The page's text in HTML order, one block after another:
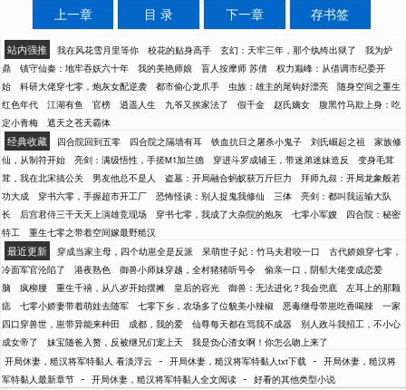
上一章 目 录 下一章 存书签
站内强推 我在风花雪月里等你 校花的贴身高手 玄幻：天牢三年，那个纨绔出狱了
我为炉
鼎
镇守仙秦：地牢吞妖六十年 我的美艳师娘 盲人按摩师 苏倩
权力巅峰：从借调市纪委开
始
科研大佬穿七零，炮灰女配逆袭 都市偷心龙爪手 虫族：雄主的尾钩好漂亮
随身空间之重生
红色年代
江湖有鱼 官榜 逍遥人生 九爷又挨家法了 假千金 赵氏嫡女
腹黑竹马欺上身：吃
定小青梅
遮天之苍天霸体
经典收藏 四合院回到五零 四合院之隔墙有耳 铁血抗日之屠杀小鬼子 刘氏崛起之祖
家族修
仙，从制符开始
亮剑：满级悟性，手搓M1加兰德 穿进斗罗成辅王，带迷弟迷妹造反
变身毛茸
茸，我在北宋搞公关
男友他总不是人 盗墓：开局融合蚂蚁获万斤巨力
拜师九叔：开局龙象般若
功大成
穿书六零，手握超市开工厂 恐怖怪谈：别人捉鬼我修仙 三体
亮剑：都叫我运输大队
长
后宫君侍三千天天上演雄竞现场 穿书七零，我成了大杂院的炮灰 七零小军嫂
四合院：秘密
特工
重生七零之带着空间嫁最野糙汉
最近更新 穿成当家主母，四个幼崽全是反派 呆萌世子妃：竹马夫君咬一口
古代娇娘穿七零，
冷面军官沦陷了
港夜熟色 御兽小师妹穿越，全村猪猪听号令
偷亲一口，阴郁大佬变成恋爱
脑
疯柳腰 重生千禧，从八岁开始摆摊 皇后的容光 御兽：无法进化？我会兜底
左耳上的那颗
痣
七零小娇妻带着萌娃去随军 七零下乡，农场多了位貌美小辣椒 恶毒继母带崽吃香喝辣
一家
四口穿兽世，崽带异能来种田
成都，我的爱 仙尊每天都在骂我不成器
别人政斗我招工，不小心
成女帝了
妹宝随爸入赘，反被继兄们宠上天
我是负心渣女啊！你怎么吻上来了
开局休妻，糙汉将军特黏人 看淡浮云 - 开局休妻，糙汉将军特黏人txt下载 - 开局休妻，糙汉将
军特黏人最新章节 - 开局休妻，糙汉将军特黏人全文阅读 - 好看的其他类型小说